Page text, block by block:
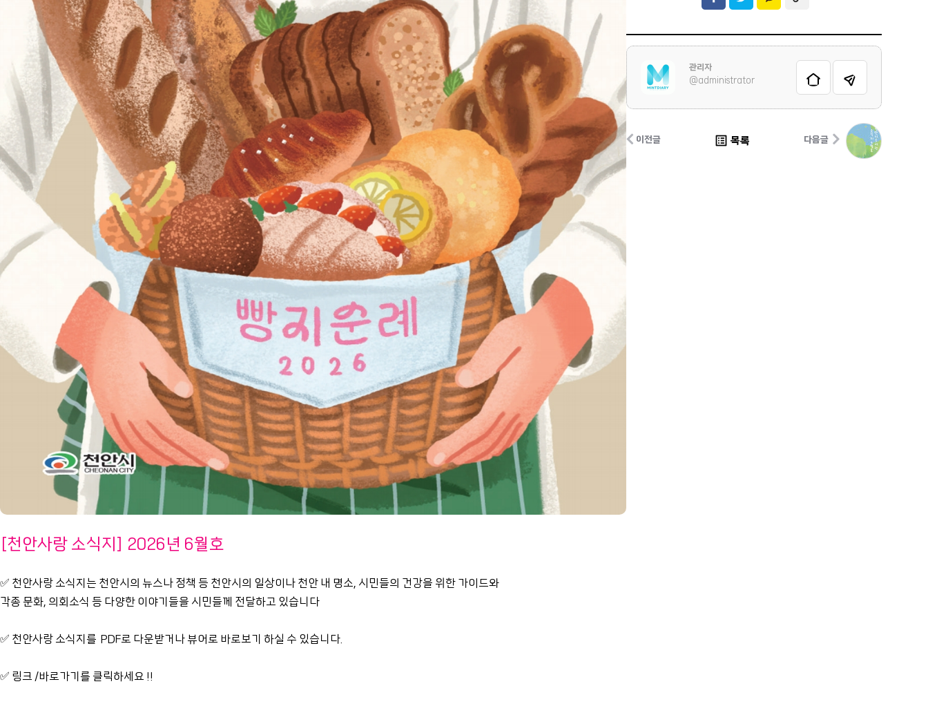
[천안사랑 소식지] 2026년 6월호
✅ 천안사랑 소식지는 천안시의 뉴스나 정책 등 천안시의 일상이나 천안 내 명소, 시민들의 건강을 위한 가이드와
각종 문화, 의회소식 등 다양한 이야기들을 시민들께 전달하고 있습니다
✅ 천안사랑 소식지를 PDF로 다운받거나 뷰어로 바로보기 하실 수 있습니다.
✅ 링크 /바로가기를 클릭하세요 !!
관리자
@administrator
이전글 list_alt 목록 다음글